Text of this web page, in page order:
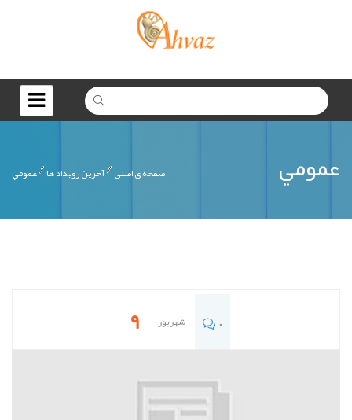
عمومي صفحه ی اصلی آخرين رويداد ها عمومي
9 شهریور 0